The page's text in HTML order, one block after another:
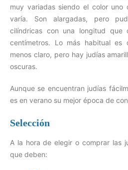
muy variadas siendo el color
varía. Son alargadas, pero
cilíndricas con una longitud
centímetros. Lo más habitual es
menos claro, pero hay judías
oscuras.
Aunque se encuentran judías
es en verano su mejor época de
Selección
A la hora de elegir o comprar las
que deben: